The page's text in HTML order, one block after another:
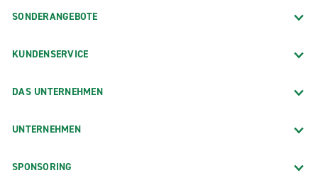
SONDERANGEBOTE
KUNDENSERVICE
DAS UNTERNEHMEN
UNTERNEHMEN
SPONSORING